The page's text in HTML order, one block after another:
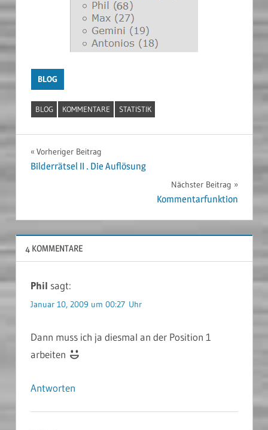
BLOG
BLOG KOMMENTARE STATISTIK
Beitragsnavigation
Vorheriger Beitrag
Bilderrätsel II . Die Auflösung
Nächster Beitrag
Kommentarfunktion
4 KOMMENTARE
Phil sagt:
Januar 10, 2009 um 00:27 Uhr
Dann muss ich ja diesmal an der Position 1
arbeiten
Antworten